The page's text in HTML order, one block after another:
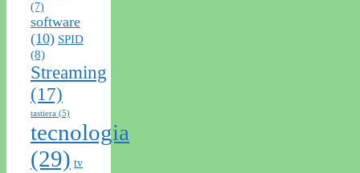
(7)
software
(10) SPID
(8)
Streaming
(17)
tastiera (5)
tecnologia
(29) tv